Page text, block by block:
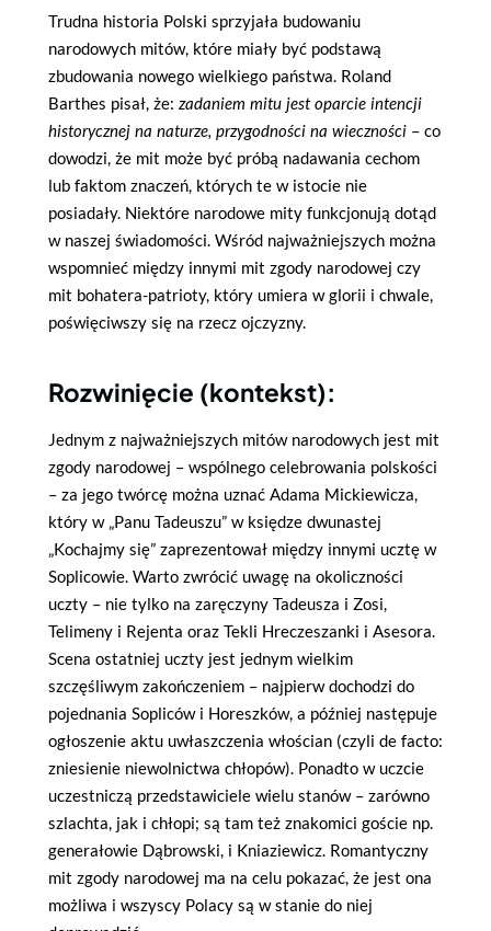
Trudna historia Polski sprzyjała budowaniu
narodowych mitów, które miały być podstawą
zbudowania nowego wielkiego państwa. Roland
Barthes pisał, że: zadaniem mitu jest oparcie intencji
historycznej na naturze, przygodności na wieczności– co
dowodzi, że mit może być próbą nadawania cechom
lub faktom znaczeń, których te w istocie nie
posiadały. Niektóre narodowe mity funkcjonują dotąd
w naszej świadomości. Wśród najważniejszych można
wspomnieć między innymi mit zgody narodowej czy
mit bohatera-patrioty, który umiera w glorii i chwale,
poświęciwszy się na rzecz ojczyzny.
Rozwinięcie (kontekst):
Jednym z najważniejszych mitów narodowych jest mit
zgody narodowej – wspólnego celebrowania polskości
– za jego twórcę można uznać Adama Mickiewicza,
który w „Panu Tadeuszu” w księdze dwunastej
„Kochajmy się” zaprezentował między innymi ucztę w
Soplicowie. Warto zwrócić uwagę na okoliczności
uczty – nie tylko na zaręczyny Tadeusza i Zosi,
Telimeny i Rejenta oraz Tekli Hreczeszanki i Asesora.
Scena ostatniej uczty jest jednym wielkim
szczęśliwym zakończeniem – najpierw dochodzi do
pojednania Sopliców i Horeszków, a później następuje
ogłoszenie aktu uwłaszczenia włościan (czyli de facto:
zniesienie niewolnictwa chłopów). Ponadto w uczcie
uczestniczą przedstawiciele wielu stanów – zarówno
szlachta, jak i chłopi; są tam też znakomici goście np.
generałowie Dąbrowski, i Kniaziewicz. Romantyczny
mit zgody narodowej ma na celu pokazać, że jest ona
możliwa i wszyscy Polacy są w stanie do niej